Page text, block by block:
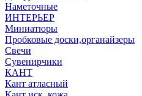
Наметочные
ИНТЕРЬЕР
Миниатюры
Пробковые доски,органайзеры
Свечи
Сувенирчики
КАНТ
Кант атласный